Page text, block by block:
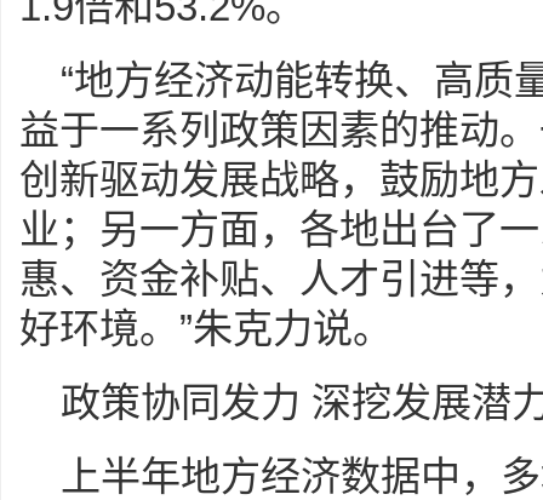
“地方经济动能转换、高质
益于一系列政策因素的推动
创新驱动发展战略，鼓励地
业；另一方面，各地出台了
惠、资金补贴、人才引进等
好环境。”朱克力说。
政策协同发力 深挖发展潜
上半年地方经济数据中，